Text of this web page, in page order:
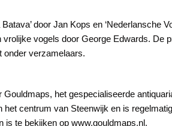
door Jan Kops en ‘Nederlansche
vogels door George Edwards. De
onder verzamelaars.
het gespecialiseerde
het centrum van Steenwijk en is
is te bekijken op www.gouldmaps.nl.